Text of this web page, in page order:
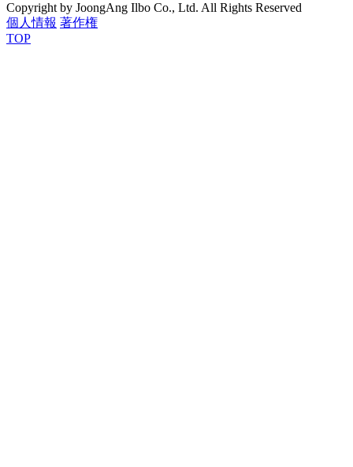
Copyright by JoongAng Ilbo Co., Ltd. All Rights Reserved
個人情報 著作権
TOP